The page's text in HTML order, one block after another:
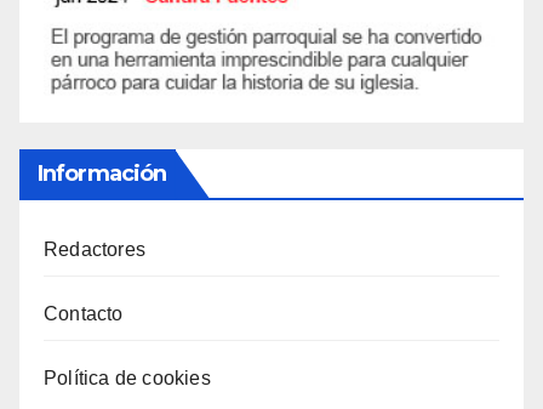
Información
Redactores
Contacto
Política de cookies